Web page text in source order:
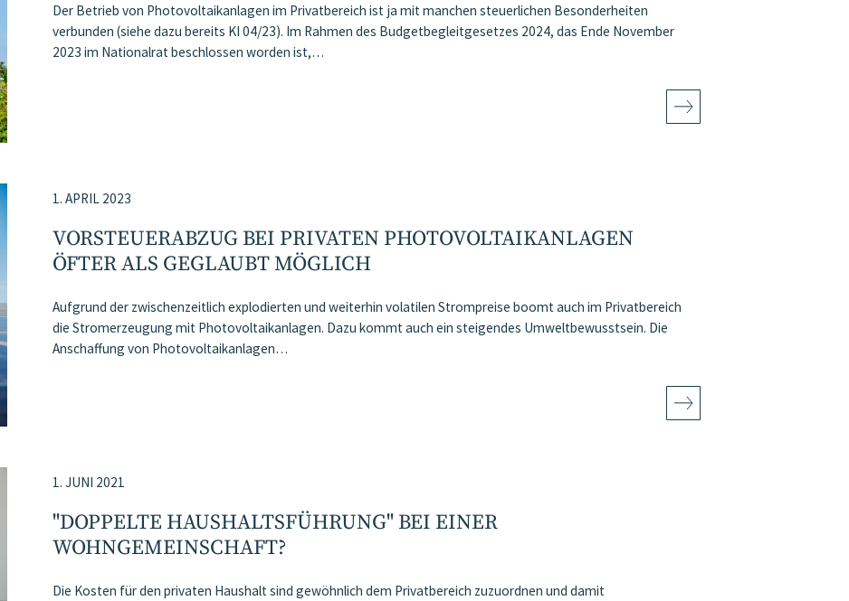
Der Betrieb von Photovoltaikanlagen im Privatbereich ist ja mit manchen steuerlichen Besonderheiten
verbunden (siehe dazu bereits KI 04/23). Im Rahmen des Budgetbegleitgesetzes 2024, das Ende November
2023 im Nationalrat beschlossen worden ist,…
1. APRIL 2023
VORSTEUERABZUG BEI PRIVATEN PHOTOVOLTAIKANLAGEN
ÖFTER ALS GEGLAUBT MÖGLICH
Aufgrund der zwischenzeitlich explodierten und weiterhin volatilen Strompreise boomt auch im Privatbereich
die Stromerzeugung mit Photovoltaikanlagen. Dazu kommt auch ein steigendes Umweltbewusstsein. Die
Anschaffung von Photovoltaikanlagen…
1. JUNI 2021
"DOPPELTE HAUSHALTSFÜHRUNG" BEI EINER
WOHNGEMEINSCHAFT?
Die Kosten für den privaten Haushalt sind gewöhnlich dem Privatbereich zuzuordnen und damit